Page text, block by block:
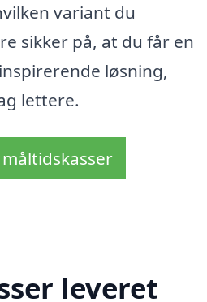
variant du
sikker på, at du får en
løsning,
lettere.
leveret